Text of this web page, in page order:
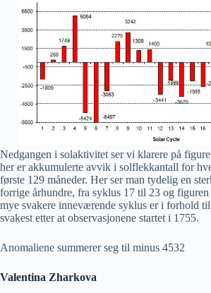
Nedgangen i solaktivitet ser vi klarere på
her er akkumulerte avvik i solflekkantall for
første 129 måneder. Her ser man tydelig en
forrige århundre, fra syklus 17 til 23 og
mye svakere inneværende syklus er i forhold
svakest etter at observasjonene startet i 1755.
Anomaliene summerer seg til minus 4532
Valentina Zharkova